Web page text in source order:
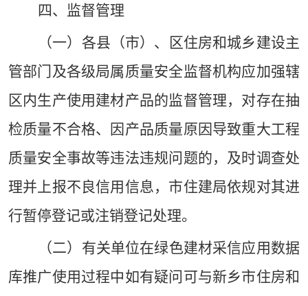
四、 监督管理
（一）各县（市）、区住房和城乡建设主
管部门及各级局属质量安全监督机构应加强辖
区内生产使用建材产品的监督管理，对存在抽
检质量不合格、因产品质量原因导致重大工程
质量安全事故等违法违规问题的，及时调查处
理并上报不良信用信息，市住建局依规对其进
行暂停登记或注销登记处理。
（二）有关单位在绿色建材采信应用数据
库推广使用过程中如有疑问可与新乡市住房和